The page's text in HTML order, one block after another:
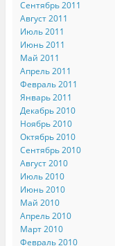
Сентябрь 2011
Август 2011
Июль 2011
Июнь 2011
Май 2011
Апрель 2011
Февраль 2011
Январь 2011
Декабрь 2010
Ноябрь 2010
Октябрь 2010
Сентябрь 2010
Август 2010
Июль 2010
Июнь 2010
Май 2010
Апрель 2010
Март 2010
Февраль 2010